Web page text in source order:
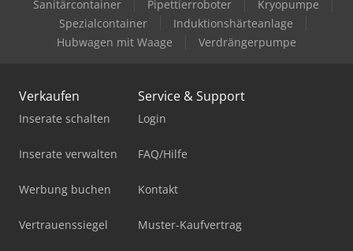
Sanitärcontainer Pipettierroboter
Kryopumpe
Spezialcontainer
Induktionshärteanlage
Hubwagen mit Waage
Verdrängerpumpe
Verkaufen
Inserate schalten
Inserate verwalten
Werbung buchen
Vertrauenssiegel
Service & Support
Login
FAQ/Hilfe
Kontakt
Muster-Kaufvertrag